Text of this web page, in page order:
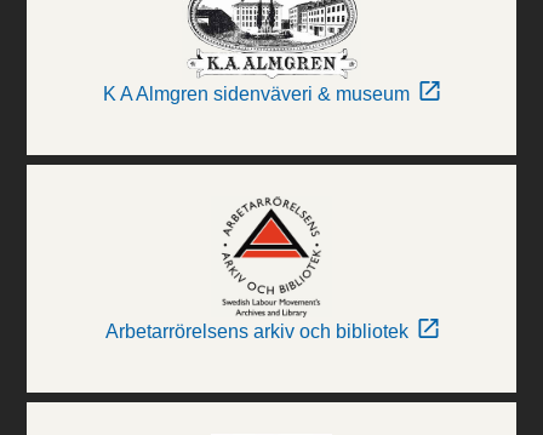
K A Almgren sidenväveri & museum
Arbetarrörelsens arkiv och bibliotek